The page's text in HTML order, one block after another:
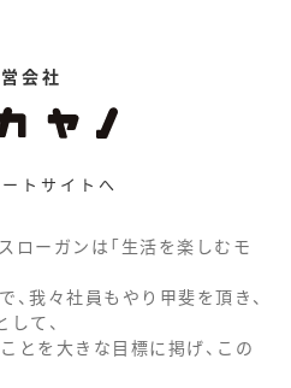
会社
トサイトへ
ローガンは「生活を楽しむモ
我々社員もやり甲斐を頂き、
て、
とを大きな目標に掲げ、この